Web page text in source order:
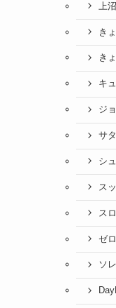
上
き
き
キ
ジ
サ
シ
ス
ス
ゼ
ソ